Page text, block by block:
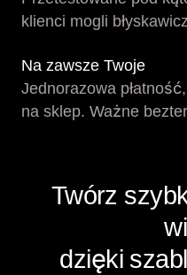
klienci mogli
Na zawsze Twoje
Jednorazowa
na sklep. Ważne
Twórz
dzięki